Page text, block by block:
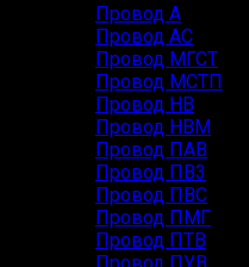
Провод А
Провод АС
Провод МГСТ
Провод МСТП
Провод НВ
Провод НВМ
Провод ПАВ
Провод ПВ3
Провод ПВС
Провод ПМГ
Провод ПТВ
Провод ПУВ